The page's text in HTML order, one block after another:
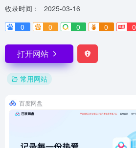
收录时间：
2025-03-16
0
0 0 0 0
打开网站
常用网站
百度网盘